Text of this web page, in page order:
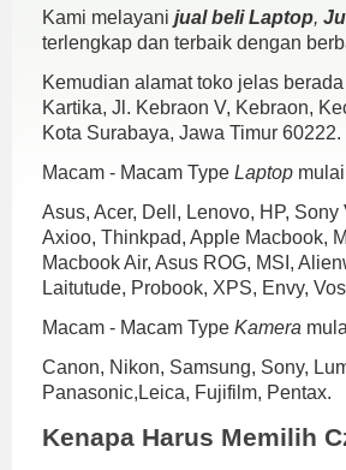
Kami melayani jual beli Laptop,
terlengkap dan terbaik dengan
Kemudian alamat toko jelas
Kartika, Jl. Kebraon V, Kebraon,
Kota Surabaya, Jawa Timur 60222.
Macam - Macam Type Laptop
Asus, Acer, Dell, Lenovo, HP, Sony
Axioo, Thinkpad, Apple Macbook,
Macbook Air, Asus ROG, MSI,
Laitutude, Probook, XPS, Envy,
Macam - Macam Type Kamera
Canon, Nikon, Samsung, Sony,
Panasonic,Leica, Fujifilm, Pentax.
Kenapa Harus Memilih